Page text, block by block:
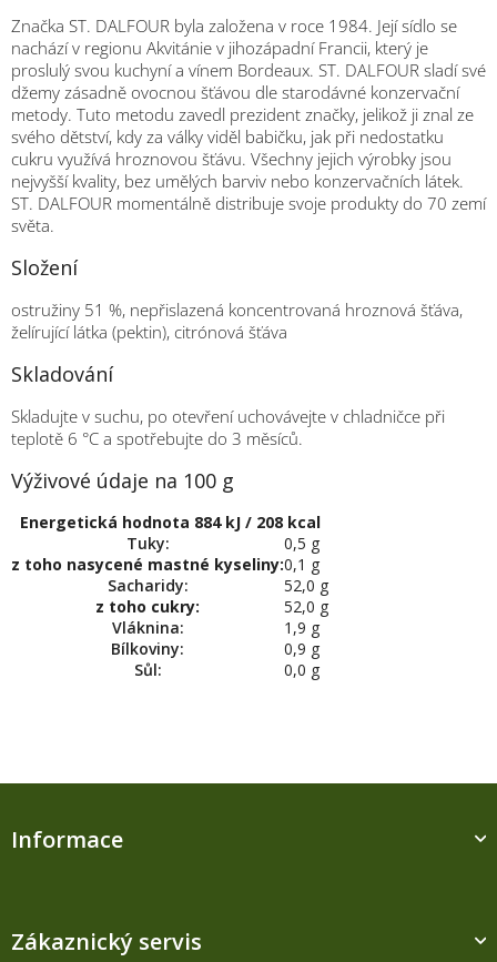
Značka ST. DALFOUR byla založena v roce 1984. Její sídlo se
nachází v regionu Akvitánie v jihozápadní Francii, který je
proslulý svou kuchyní a vínem Bordeaux. ST. DALFOUR sladí své
džemy zásadně ovocnou šťávou dle starodávné konzervační
metody. Tuto metodu zavedl prezident značky, jelikož ji znal ze
svého dětství, kdy za války viděl babičku, jak při nedostatku
cukru využívá hroznovou šťávu. Všechny jejich výrobky jsou
nejvyšší kvality, bez umělých barviv nebo konzervačních látek.
ST. DALFOUR momentálně distribuje svoje produkty do 70 zemí
světa.
Složení
ostružiny 51 %, nepřislazená koncentrovaná hroznová šťáva,
želírující látka (pektin), citrónová šťáva
Skladování
Skladujte v suchu, po otevření uchovávejte v chladničce při
teplotě 6 °C a spotřebujte do 3 měsíců.
Výživové údaje na 100 g
Energetická hodnota 884 kJ / 208 kcal
Tuky:
0,5 g
z toho nasycené mastné kyseliny:0,1 g
Sacharidy:
52,0 g
z toho cukry:
52,0 g
Vláknina:
1,9 g
Bílkoviny:
0,9 g
Sůl:
0,0 g
Informace
Zákaznický servis